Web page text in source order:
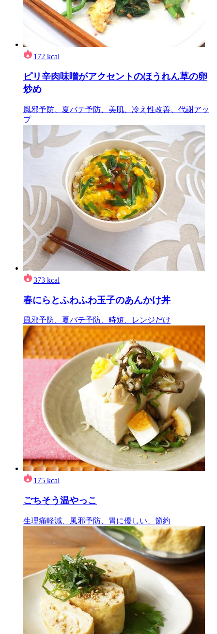
172 kcal
ピリ辛肉味噌がアクセントのほうれん草の卵
炒め
風邪予防、夏バテ予防、美肌、冷え性改善、代謝アッ
プ
373 kcal
春にらとふわふわ玉子のあんかけ丼
風邪予防、夏バテ予防、時短、レンジだけ
175 kcal
ごちそう温やっこ
生理痛軽減、風邪予防、胃に優しい、節約